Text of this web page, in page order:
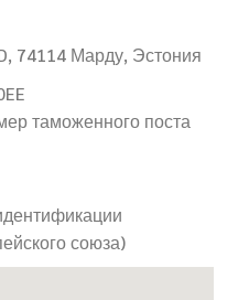
74114 Марду, Эстония
таможенного поста
союза)